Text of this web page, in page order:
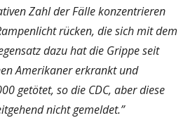
Zahl der Fälle konzentrieren
rücken, die sich mit dem
dazu hat die Grippe seit
Amerikaner erkrankt und
getötet, so die CDC, aber diese
nicht gemeldet.”